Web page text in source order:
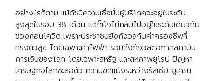
อย่างไรก็ตาม แม้ดัชนีความเชื่อมั่นผู้บริโภคจะอยู่ในระดับ
สูงสุดในรอบ 38 เดือน แต่ก็ยังไม่กลับไปอยู่ในระดับเดียวกับ
ช่วงก่อนโควิด เพราะประชาชนยังกังวลกับค่าครองชีพที่
ทรงตัวสูง โดยเฉพาะค่าไฟฟ้า รวมถึงกังวลต่อภาคสถาบัน
การเงินของโลก โดยเฉพาะสหรัฐ และสหภาพยุโรป ปัญหา
เศรษฐกิจโลกชะลอตัว ความขัดแย้งระหว่างรัสเซีย-ยูเครน